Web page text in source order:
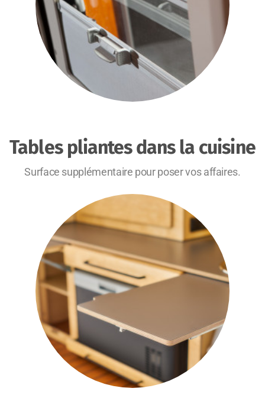
Tables pliantes dans la cuisine
Surface supplémentaire pour poser vos affaires.